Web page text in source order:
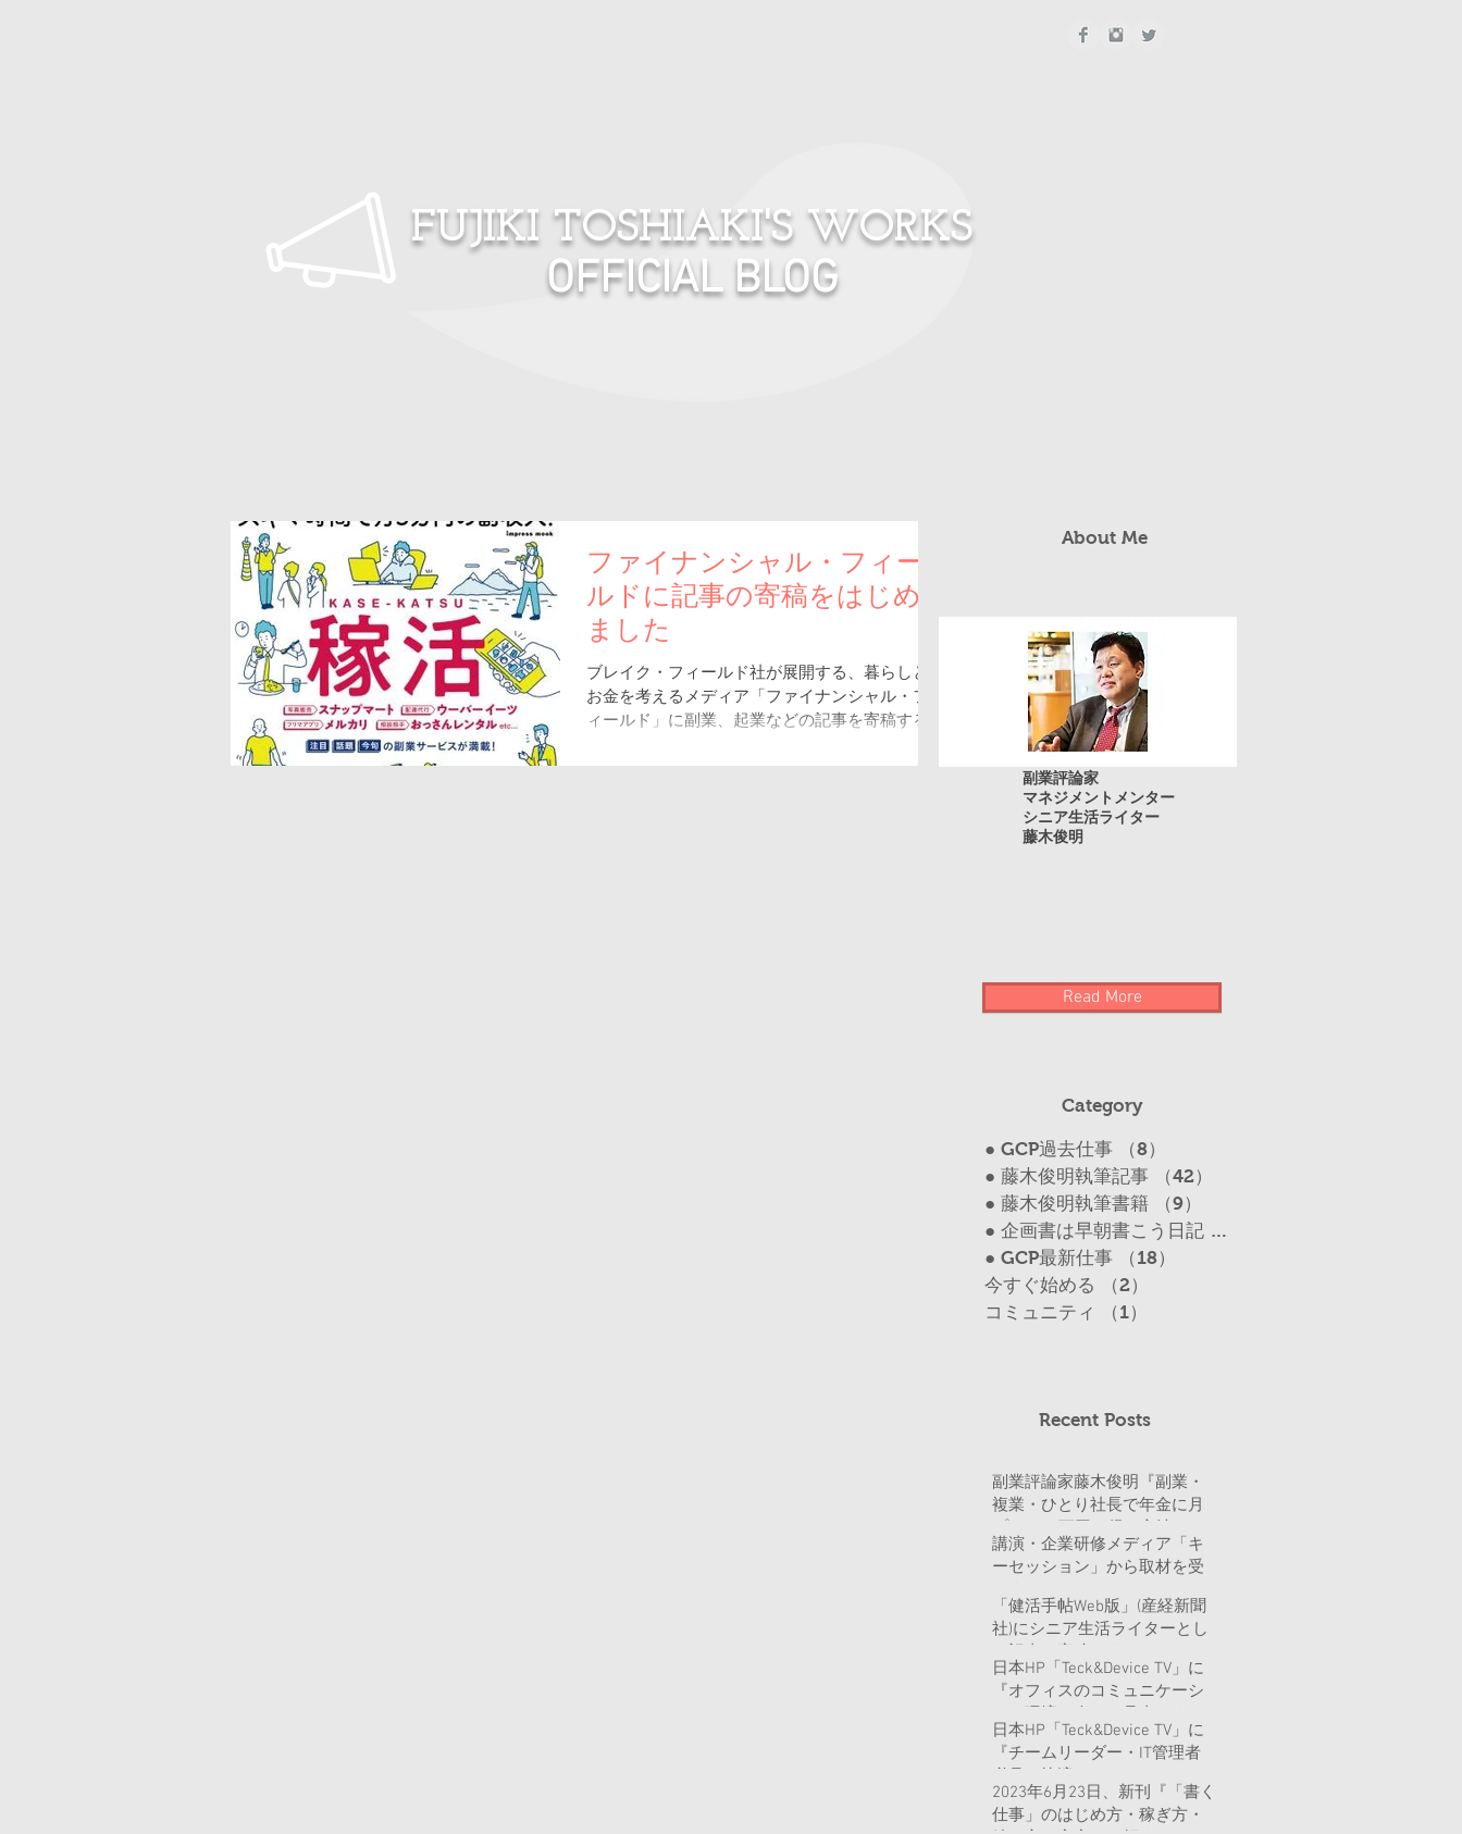
FUJIKI TOSHIAKI'S WORKS
OFFICIAL BLOG
ファイナンシャル・フィー
ルドに記事の寄稿をはじめ
ました
ブレイク・フィールド社が展開する、暮らしと
お金を考えるメディア「ファイナンシャル・フ
ィールド」に副業、起業などの記事を寄稿する
About Me
副業評論家
マネジメントメンター
​​シニア生活ライター
藤木俊明
Read More
Category
● GCP過去仕事 （8）
● 藤木俊明執筆記事
（42）
● 藤木俊明執筆書籍
（9）
● 企画書は早朝書こう日記 （17）
● GCP最新仕事
（18）
今すぐ始める
（2）
コミュニティ
（1）
Recent Posts
副業評論家藤木俊明『副業・
複業・ひとり社長で年金に月
（日経ビジネス人文庫）を発
講演・企業研修メディア「キ
ーセッション」から取材を受
「健活手帖Web版」(産経新聞
社)にシニア生活ライターとし
日本HP「Teck&Device TV」に
『オフィスのコミュニケーシ
ょう！ハイブリッドワークの
すすめ』という記事を書きま
した。
日本HP「Teck&Device TV」に
『チームリーダー・IT管理者
ョンのためのヘッドセットの
選び方』という記事を書きま
2023年6月23日、新刊『「書く
仕事」のはじめ方・稼ぎ方・